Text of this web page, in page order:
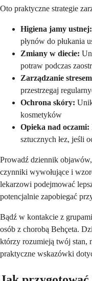
Oto praktyczne strategie
Higiena jamy ustnej:
płynów do płukania
Zmiany w diecie:
potraw podczas
Zarządzanie
przestrzegaj
Ochrona skóry:
kosmetyków
Opieka nad oczami:
sztucznych łez, jeśli
Prowadź dziennik
czynniki wywołujące i
lekarzowi podejmować
potencjalnie zapobiegać
Bądź w kontakcie z
osób z chorobą Behçeta.
którzy rozumieją twój stan,
praktyczne wskazówki